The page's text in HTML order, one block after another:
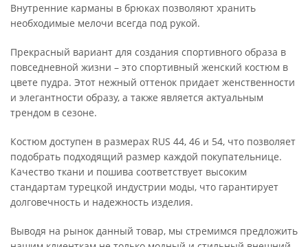
Внутренние карманы в брюках позволяют хранить
необходимые мелочи всегда под рукой.
Прекрасный вариант для создания спортивного образа в
повседневной жизни – это спортивный женский костюм в
цвете пудра. Этот нежный оттенок придает женственности
и элегантности образу, а также является актуальным
трендом в сезоне.
Костюм доступен в размерах RUS 44, 46 и 54, что позволяет
подобрать подходящий размер каждой покупательнице.
Качество ткани и пошива соответствует высоким
стандартам турецкой индустрии моды, что гарантирует
долговечность и надежность изделия.
Выводя на рынок данный товар, мы стремимся предложить